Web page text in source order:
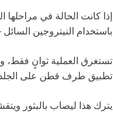
إذا كانت الحالة في مراحلها
باستخدام النيتروجين السائل
تستغرق العملية ثوانٍ فقط،
تطبيق طرف قطن على
يترك هذا ليصاب بالبثور